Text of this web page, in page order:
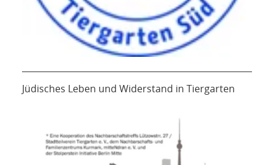
Jüdisches Leben und Widerstand in Tiergarten